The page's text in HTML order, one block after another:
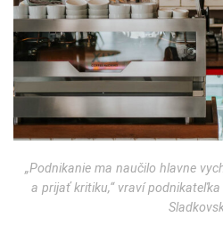
„Podnikanie ma naučilo hlavne
a prijať kritiku,“ vraví